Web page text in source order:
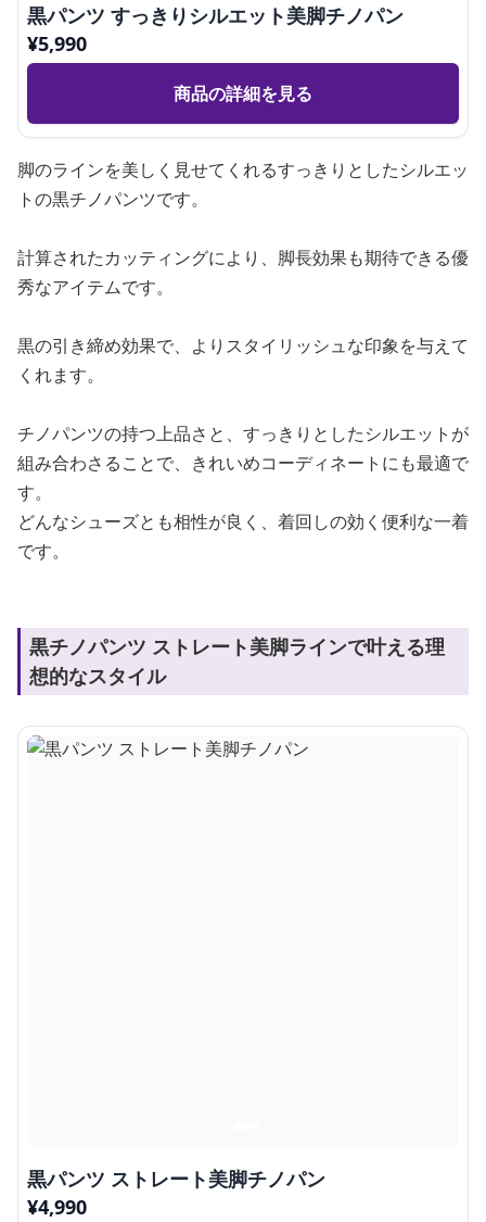
黒パンツ すっきりシルエット美脚チノパン
¥5,990
商品の詳細を見る
脚のラインを美しく見せてくれるすっきりとしたシルエッ
トの黒チノパンツです。
計算されたカッティングにより、脚長効果も期待できる優
秀なアイテムです。
黒の引き締め効果で、よりスタイリッシュな印象を与えて
くれます。
チノパンツの持つ上品さと、すっきりとしたシルエットが
組み合わさることで、きれいめコーディネートにも最適で
す。
どんなシューズとも相性が良く、着回しの効く便利な一着
です。
黒チノパンツ ストレート美脚ラインで叶える理
想的なスタイル
黒パンツ ストレート美脚チノパン
¥4,990